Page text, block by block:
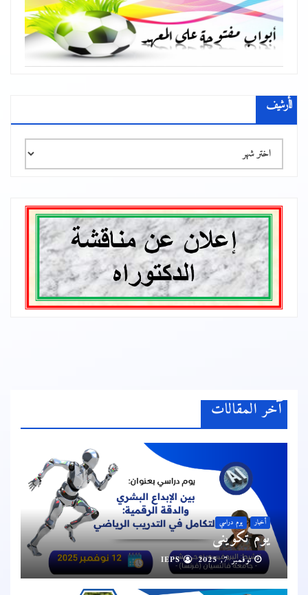
الأرشيف
الأرشيف
آخر المقالات
أخبار يوم دراسي
يوم تكويني
نوفمبر 7, 2025 IEPS